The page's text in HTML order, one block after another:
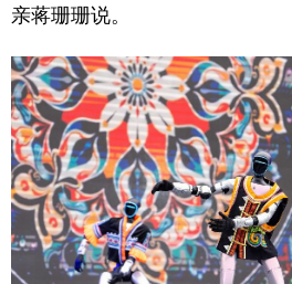
亲蒋珊珊说。